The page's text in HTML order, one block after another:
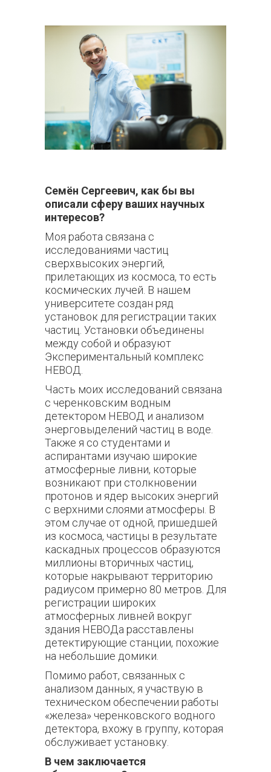
Семён Сергеевич, как бы вы
описали сферу ваших научных
интересов?
Моя работа связана с
исследованиями частиц
сверхвысоких энергий,
прилетающих из космоса, то есть
космических лучей. В нашем
университете создан ряд
установок для регистрации таких
частиц. Установки объединены
между собой и образуют
Экспериментальный комплекс
НЕВОД.
Часть моих исследований связана
с черенковским водным
детектором НЕВОД и анализом
энерговыделений частиц в воде.
Также я со студентами и
аспирантами изучаю широкие
атмосферные ливни, которые
возникают при столкновении
протонов и ядер высоких энергий
с верхними слоями атмосферы. В
этом случае от одной, пришедшей
из космоса, частицы в результате
каскадных процессов образуются
миллионы вторичных частиц,
которые накрывают территорию
радиусом примерно 80 метров. Для
регистрации широких
атмосферных ливней вокруг
здания НЕВОДа расставлены
детектирующие станции, похожие
на небольшие домики.
Помимо работ, связанных с
анализом данных, я участвую в
техническом обеспечении работы
«железа» черенковского водного
детектора, вхожу в группу, которая
обслуживает установку.
В чем заключается